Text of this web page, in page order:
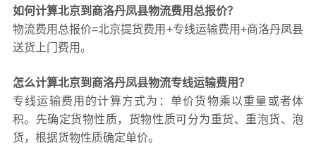
如何计算北京到商洛丹凤县物流费用总报价？
物流费用总报价=北京提货费用+专线运输费用+商洛丹凤县
送货上门费用。
怎么计算北京到商洛丹凤县物流专线运输费用？
专线运输费用的计算方式为：单价货物乘以重量或者体
积。先确定货物性质，货物性质可分为重货、重泡货、泡
货，根据货物性质确定单价。